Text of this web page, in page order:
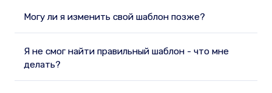
Могу ли я изменить свой шаблон позже?
Я не смог найти правильный шаблон - что мне
делать?